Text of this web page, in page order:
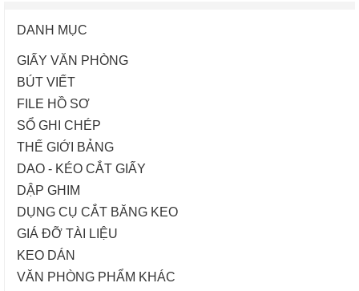
DANH MỤC
GIẤY VĂN PHÒNG
BÚT VIẾT
FILE HỒ SƠ
SỔ GHI CHÉP
THẾ GIỚI BẢNG
DAO - KÉO CẮT GIẤY
DẬP GHIM
DỤNG CỤ CẮT BĂNG KEO
GIÁ ĐỠ TÀI LIỆU
KEO DÁN
VĂN PHÒNG PHẨM KHÁC